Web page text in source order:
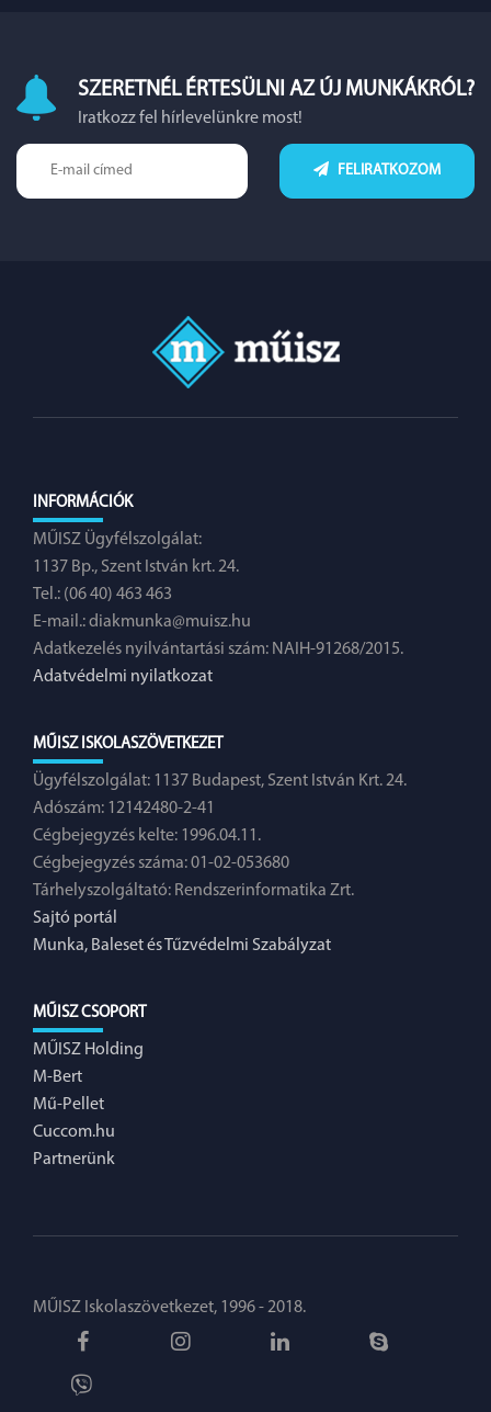
SZERETNÉL ÉRTESÜLNI AZ ÚJ MUNKÁKRÓL?
Iratkozz fel hírlevelünkre most!
FELIRATKOZOM
INFORMÁCIÓK
MŰISZ Ügyfélszolgálat:
1137 Bp., Szent István krt. 24.
Tel.: (06 40) 463 463
E-mail.:diakmunka@muisz.hu
Adatkezelés nyilvántartási szám: NAIH-91268/2015.
Adatvédelmi nyilatkozat
MŰISZ ISKOLASZÖVETKEZET
Ügyfélszolgálat: 1137 Budapest, Szent István Krt. 24.
Adószám: 12142480-2-41
Cégbejegyzés kelte: 1996.04.11.
Cégbejegyzés száma: 01-02-053680
Tárhelyszolgáltató: Rendszerinformatika Zrt.
Sajtó portál
Munka, Baleset és Tűzvédelmi Szabályzat
MŰISZ CSOPORT
MŰISZ Holding
M-Bert
Mű-Pellet
Cuccom.hu
Partnerünk
MŰISZ Iskolaszövetkezet, 1996 - 2018.